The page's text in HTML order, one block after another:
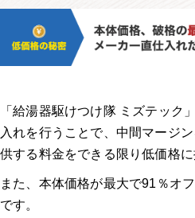
「給湯器駆けつけ隊 ミズテック
入れを行うことで、中間マージ
供する料金をできる限り低価格に
また、本体価格が最大で91％オ
です。